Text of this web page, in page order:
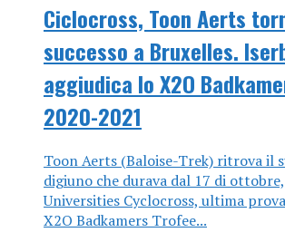
Ciclocross, Toon Aerts
successo a Bruxelles.
aggiudica lo X2O
2020-2021
Toon Aerts (Baloise-Trek) ritrova il
digiuno che durava dal 17 di
Universities Cyclocross, ultima
X2O Badkamers Trofee...